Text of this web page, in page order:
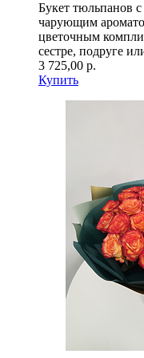
Букет тюльпанов
чарующим
цветочным
сестре, подруге
3 725,00 р.
Купить